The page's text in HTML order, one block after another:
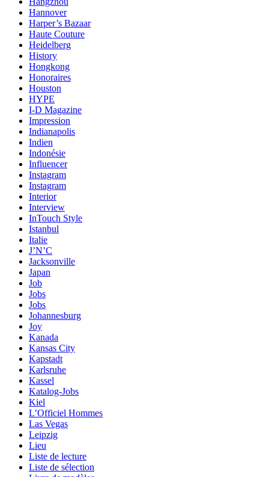
Hannover
Harper’s Bazaar
Haute Couture
Heidelberg
History
Hongkong
Honoraires
Houston
HYPE
I-D Magazine
Impression
Indianapolis
Indien
Indonésie
Influencer
Instagram
Instagram
Interior
Interview
InTouch Style
Istanbul
Italie
J’N’C
Jacksonville
Japan
Job
Jobs
Jobs
Johannesburg
Joy
Kanada
Kansas City
Kapstadt
Karlsruhe
Kassel
Katalog-Jobs
Kiel
L’Officiel Hommes
Las Vegas
Leipzig
Lieu
Liste de lecture
Liste de sélection